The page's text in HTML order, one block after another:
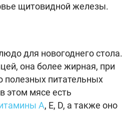
щитовидной железы.
для новогоднего стола.
она более жирная, при
полезных питательных
этом мясе есть
А, Е, D, а также оно